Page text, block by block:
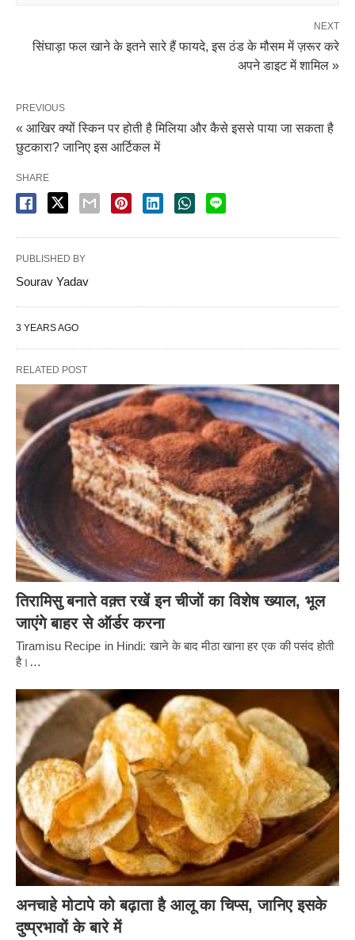
NEXT
सिंघाड़ा फल खाने के इतने सारे हैं फायदे, इस ठंड के मौसम में ज़रूर करे
अपने डाइट में शामिल »
PREVIOUS
« आखिर क्यों स्किन पर होती है मिलिया और कैसे इससे पाया जा सकता है
छुटकारा? जानिए इस आर्टिकल में
SHARE
PUBLISHED BY
Sourav Yadav
3 YEARS AGO
RELATED POST
तिरामिसु बनाते वक़्त रखें इन चीजों का विशेष ख्याल, भूल
जाएंगे बाहर से ऑर्डर करना
Tiramisu Recipe in Hindi: खाने के बाद मीठा खाना हर एक की पसंद होती
है।…
अनचाहे मोटापे को बढ़ाता है आलू का चिप्स, जानिए इसके
दुष्प्रभावों के बारे में